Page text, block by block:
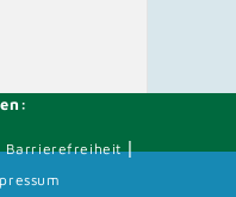
Barrierefreiheit|